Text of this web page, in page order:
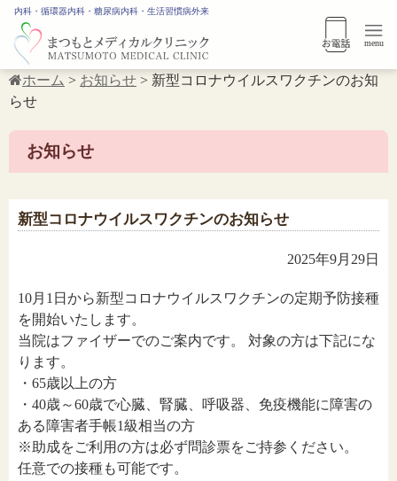
内科・循環器内科・糖尿病内科・生活習慣病外来
menu
ホーム > お知らせ > 新型コロナウイルスワクチンのお知
らせ
お知らせ
新型コロナウイルスワクチンのお知らせ
2025年9月29日
10月1日から新型コロナウイルスワクチンの定期予防接種
を開始いたします。
当院はファイザーでのご案内です。 対象の方は下記にな
ります。
・65歳以上の方
・40歳～60歳で心臓、腎臓、呼吸器、免疫機能に障害の
ある障害者手帳1級相当の方
※助成をご利用の方は必ず問診票をご持参ください。
任意での接種も可能です。